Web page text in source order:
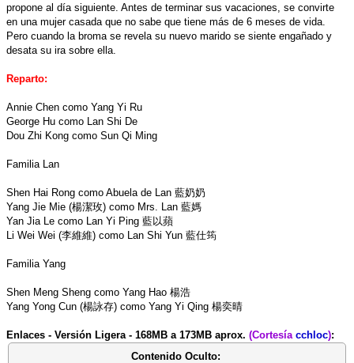
propone al día siguiente. Antes de terminar sus vacaciones, se convirte
en una mujer casada que no sabe que tiene más de 6 meses de vida.
Pero cuando la broma se revela su nuevo marido se siente engañado y
desata su ira sobre ella.
Reparto:
Annie Chen como Yang Yi Ru
George Hu como Lan Shi De
Dou Zhi Kong como Sun Qi Ming
Familia Lan
Shen Hai Rong como Abuela de Lan 藍奶奶
Yang Jie Mie (楊潔玫) como Mrs. Lan 藍媽
Yan Jia Le como Lan Yi Ping 藍以蘋
Li Wei Wei (李維維) como Lan Shi Yun 藍仕筠
Familia Yang
Shen Meng Sheng como Yang Hao 楊浩
Yang Yong Cun (楊詠存) como Yang Yi Qing 楊奕晴
Enlaces - Versión Ligera - 168MB a 173MB aprox. (Cortesía cchloc):
Contenido Oculto: